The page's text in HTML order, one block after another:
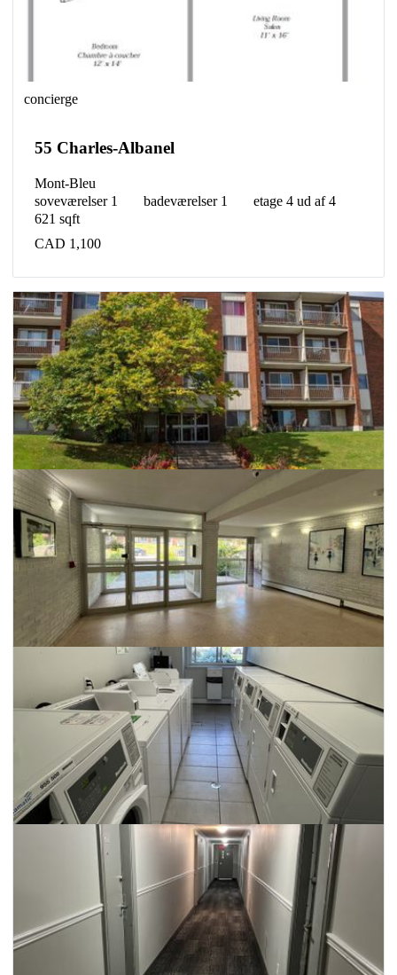
concierge
55 Charles-Albanel
Mont-Bleu
soveværelser 1
badeværelser 1
etage 4 ud af 4
621 sqft
CAD 1,100